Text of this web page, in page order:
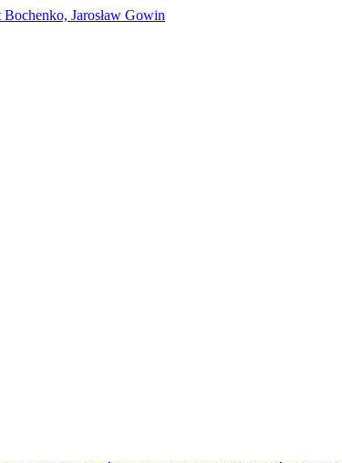
Bochenko, Jarosław Gowin